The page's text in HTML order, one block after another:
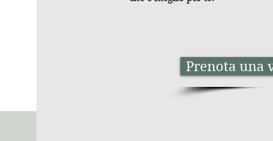
Prenota una